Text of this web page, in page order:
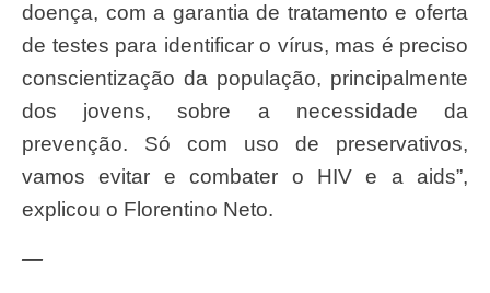
doença, com a garantia de tratamento e oferta
de testes para identificar o vírus, mas é preciso
conscientização da população, principalmente
dos jovens, sobre a necessidade da
prevenção. Só com uso de preservativos,
vamos evitar e combater o HIV e a aids”,
explicou o Florentino Neto.
—